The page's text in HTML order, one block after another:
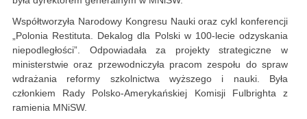
Współtworzyła Narodowy Kongresu Nauki oraz cykl konferencji
„Polonia Restituta. Dekalog dla Polski w 100-lecie odzyskania
niepodległości”. Odpowiadała za projekty strategiczne w
ministerstwie oraz przewodniczyła pracom zespołu do spraw
wdrażania reformy szkolnictwa wyższego i nauki. Była
członkiem Rady Polsko-Amerykańskiej Komisji Fulbrighta z
ramienia MNiSW.